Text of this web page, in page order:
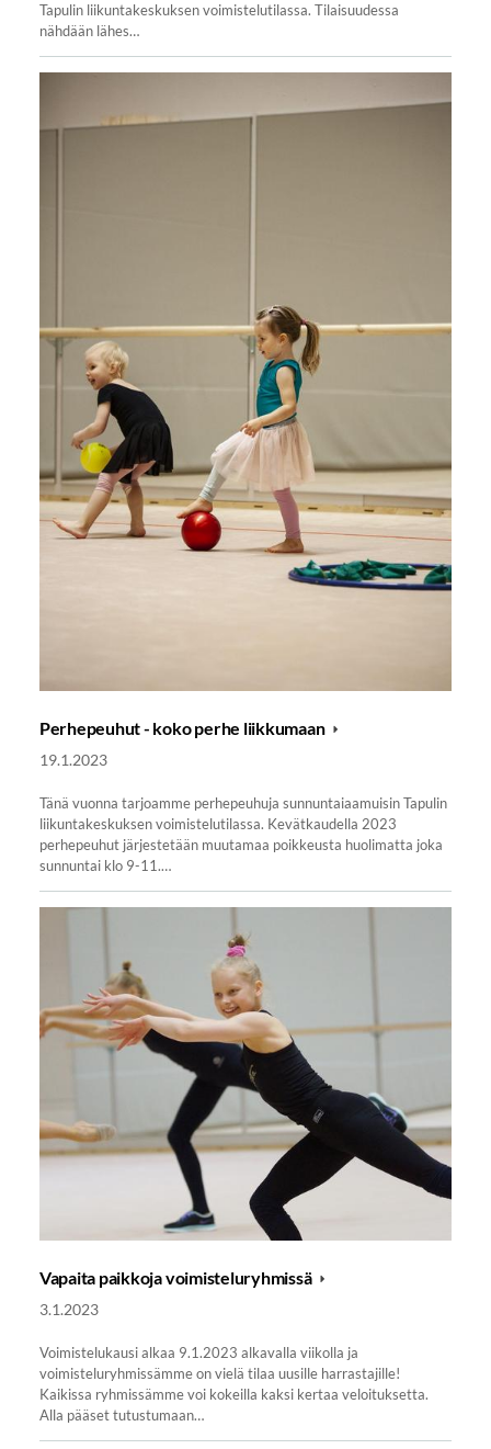
Tapulin liikuntakeskuksen voimistelutilassa. Tilaisuudessa
nähdään lähes…
Perhepeuhut - koko perhe liikkumaan
19.1.2023
Tänä vuonna tarjoamme perhepeuhuja sunnuntaiaamuisin Tapulin
liikuntakeskuksen voimistelutilassa. Kevätkaudella 2023
perhepeuhut järjestetään muutamaa poikkeusta huolimatta joka
sunnuntai klo 9-11.…
Vapaita paikkoja voimisteluryhmissä
3.1.2023
Voimistelukausi alkaa 9.1.2023 alkavalla viikolla ja
voimisteluryhmissämme on vielä tilaa uusille harrastajille!
Kaikissa ryhmissämme voi kokeilla kaksi kertaa veloituksetta.
Alla pääset tutustumaan…